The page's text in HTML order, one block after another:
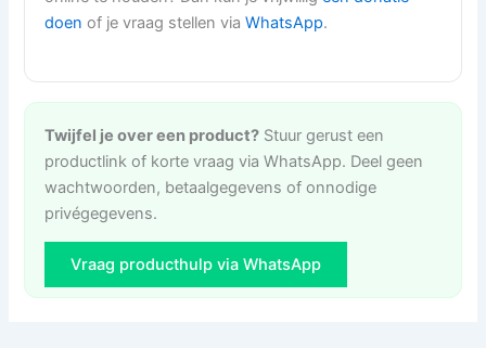
doen of je vraag stellen viaWhatsApp.
Twijfel je over een product? Stuur gerust een
productlink of korte vraag via WhatsApp. Deel geen
wachtwoorden, betaalgegevens of onnodige
privégegevens.
Vraag producthulp via WhatsApp